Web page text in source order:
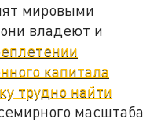
мировыми
владеют и
капитала
трудно найти
масштаба